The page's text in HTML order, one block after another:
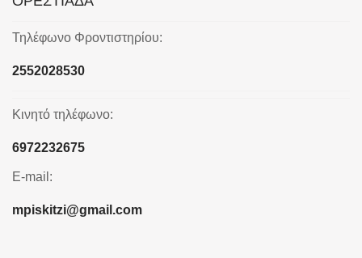
Τηλέφωνο Φροντιστηρίου:
2552028530
Κινητό τηλέφωνο:
6972232675
E-mail:
mpiskitzi@gmail.com